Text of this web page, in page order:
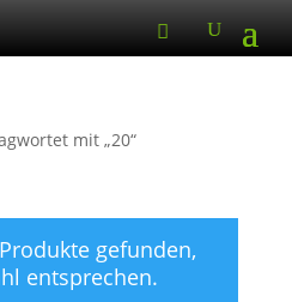
mit „20“
gefunden,
entsprechen.